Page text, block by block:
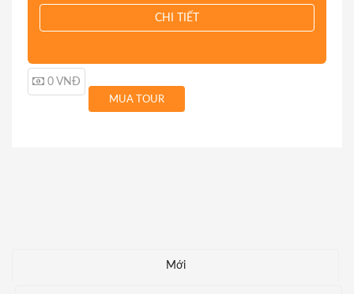
CHI TIẾT
0 VNĐ
MUA TOUR
Mới